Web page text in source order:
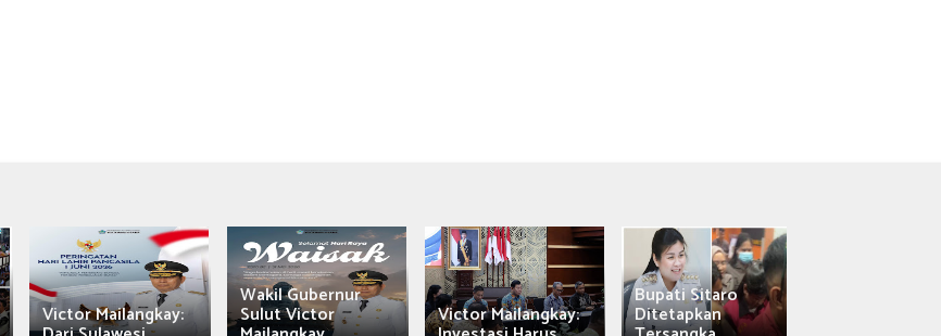
Victor Mailangkay:
Wakil Gubernur
Sulut Victor Victor Mailangkay:
Bupati Sitaro
Ditetapkan